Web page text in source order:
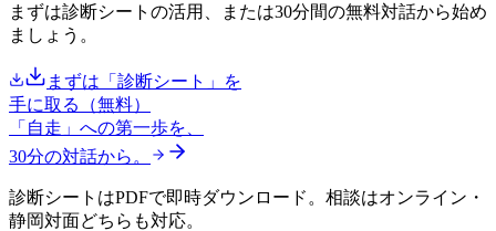
まずは診断シートの活用、または30分間の無料対話から始め
ましょう。
まずは「診断シート」を
手に取る（無料）
「自走」への第一歩を、
30分の対話から。
診断シートはPDFで即時ダウンロード。相談はオンライン・
静岡対面どちらも対応。